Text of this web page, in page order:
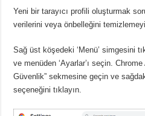
Yeni bir tarayıcı profili oluşturmak
verilerini veya önbelleğini
Sağ üst köşedeki ‘Menü’ simgesini
ve menüden ‘Ayarlar’ı seçin.Chrome
Güvenlik” sekmesine geçin ve
seçeneğini tıklayın.